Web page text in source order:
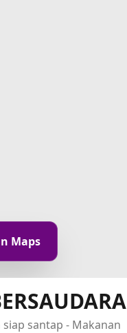
Maps
santap - Makanan